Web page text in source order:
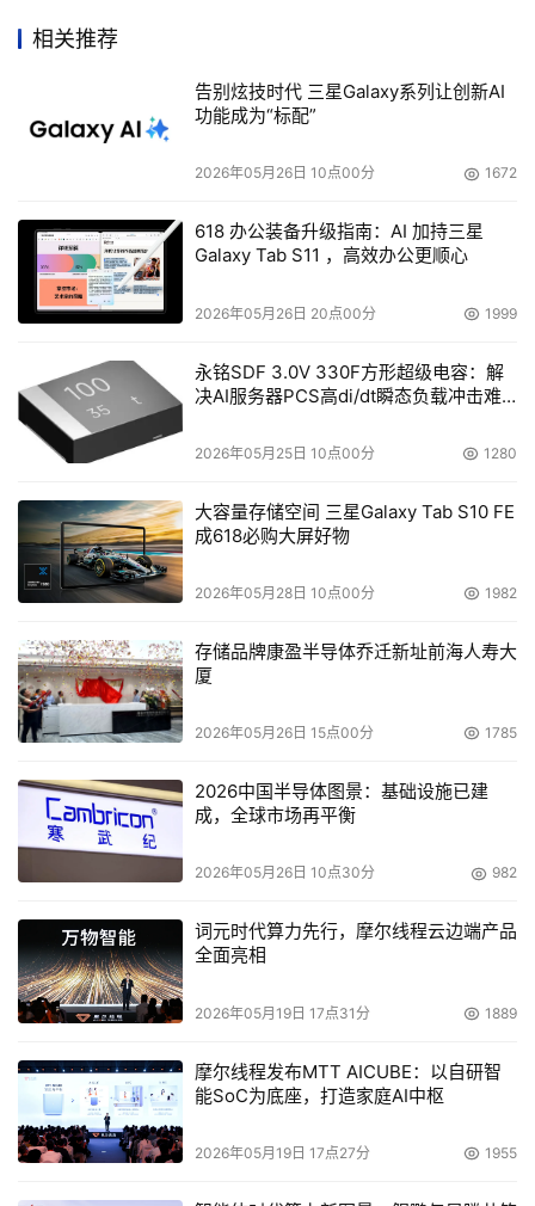
相关推荐
告别炫技时代 三星Galaxy系列让创新AI
功能成为“标配”
2026年05月26日 10点00分 1672
618 办公装备升级指南：AI 加持三星
Galaxy Tab S11 ，高效办公更顺心
2026年05月26日 20点00分 1999
永铭SDF 3.0V 330F方形超级电容：解
决AI服务器PCS高di/dt瞬态负载冲击难
2026年05月25日 10点00分 1280
大容量存储空间 三星Galaxy Tab S10 FE
成618必购大屏好物
2026年05月28日 10点00分 1982
存储品牌康盈半导体乔迁新址前海人寿大
厦
2026年05月26日 15点00分 1785
2026中国半导体图景：基础设施已建
成，全球市场再平衡
2026年05月26日 10点30分 982
词元时代算力先行，摩尔线程云边端产品
全面亮相
2026年05月19日 17点31分 1889
摩尔线程发布MTT AICUBE：以自研智
能SoC为底座，打造家庭AI中枢
2026年05月19日 17点27分 1955